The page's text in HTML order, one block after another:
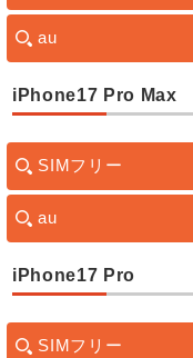
au
iPhone17 Pro Max
SIMフリー
au
iPhone17 Pro
SIMフリー